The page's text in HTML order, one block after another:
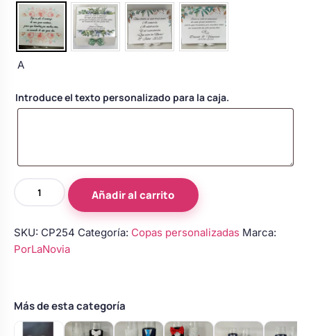
floral coche
A
Introduce el texto personalizado para la caja.
personalizadas
en
con
pajarita
Añadir al carrito
SKU: CP254 Categoría: Copas personalizadas Marca:
PorLaNovia
Más de esta categoría